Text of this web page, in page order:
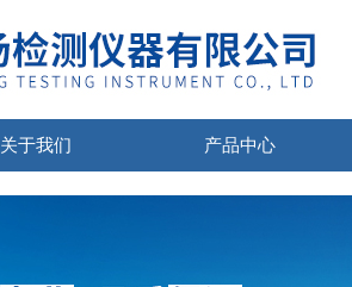
关于我们 产品中心